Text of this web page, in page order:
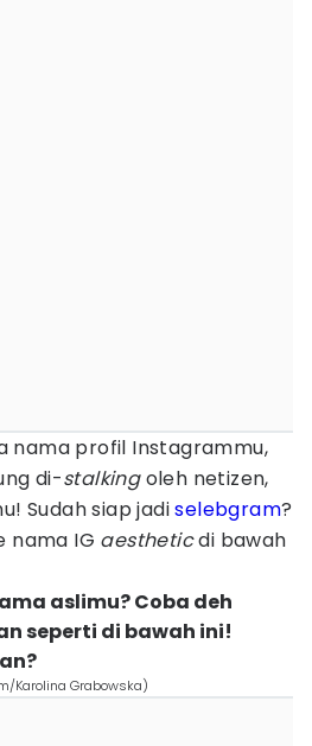
nama profil Instagrammu,
di-stalkingoleh netizen,
Sudah siap jadiselebgram?
nama IG aestheticdi bawah
aslimu? Coba deh
seperti di bawah ini!
Karolina Grabowska)